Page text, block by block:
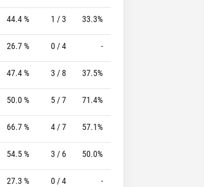
44.4 % 1 / 3 33.3%
26.7 % 0 / 4 -
47.4 % 3 / 8 37.5%
50.0 % 5 / 7 71.4%
66.7 % 4 / 7 57.1%
54.5 % 3 / 6 50.0%
27.3 % 0 / 4 -